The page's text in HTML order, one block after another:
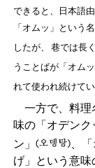
できると、日本語
「オムッ」という
したが、
巷では長
うことばが「オム
れて使われ続けて
一方で、料理
味の「オデンク
ン」
、
げ」という意